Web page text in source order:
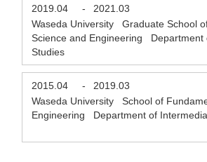
2019.04 -
2021.03
Waseda University Graduate School
Science and Engineering Department
Studies
2015.04 -
2019.03
Waseda University School of
Engineering Department of